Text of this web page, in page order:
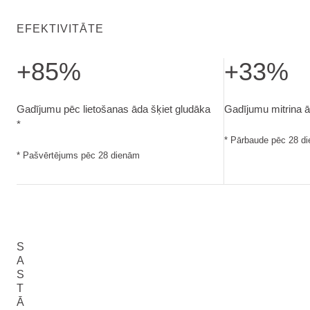
EFEKTIVITĀTE
+85%
Gadījumu pēc lietošanas āda šķiet gludāka
*
* Pašvērtējums pēc 28 dienām
+33%
Gadījumu mitrina
* Pārbaude pēc 28
S
A
S
T
Ā